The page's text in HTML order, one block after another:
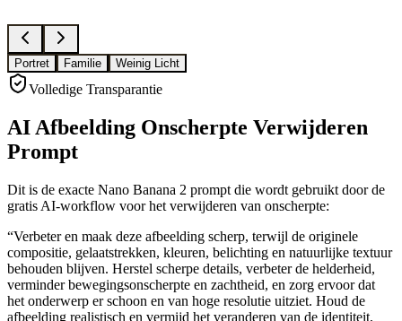
Portret Familie Weinig Licht
Volledige Transparantie
AI Afbeelding Onscherpte Verwijderen
Prompt
Dit is de exacte Nano Banana 2 prompt die wordt gebruikt door de
gratis AI-workflow voor het verwijderen van onscherpte:
“Verbeter en maak deze afbeelding scherp, terwijl de originele
compositie, gelaatstrekken, kleuren, belichting en natuurlijke textuur
behouden blijven. Herstel scherpe details, verbeter de helderheid,
verminder bewegingsonscherpte en zachtheid, en zorg ervoor dat
het onderwerp er schoon en van hoge resolutie uitziet. Houd de
afbeelding realistisch en vermijd het veranderen van de identiteit,